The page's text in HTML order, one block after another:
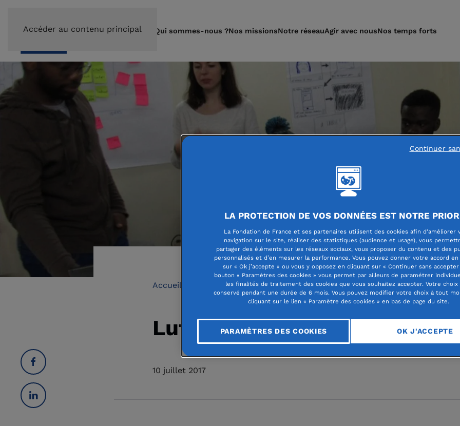
Accéder au contenu principal Qui sommes-nous ?Nos missionsNotre réseauAgir avec nousNos temps forts
Accueil Décrochage scolaire
Lutter contre les discours
10 juillet 2017
LA PROTECTION DE VOS DONNÉES EST NOTRE
La Fondation de France et ses partenaires utilisent des cookies afin d'améliorer
navigation sur le site, réaliser des statistiques (audience et usage), vous
partager des éléments sur les réseaux sociaux, vous proposer du contenu et des
personnalisés et d’en mesurer la performance. Vous pouvez donner votre accord
sur « Ok j’accepte » ou vous y opposez en cliquant sur « Continuer sans accepter
bouton « Paramètres des cookies » vous permet par ailleurs de paramétrer
les finalités de traitement des cookies que vous souhaitez accepter. Votre choix
conservé pendant une durée de 6 mois. Vous pouvez modifier votre choix à tout
cliquant sur le lien « Paramètre des cookies » en bas de page du site.
PARAMÈTRES DES COOKIES OK J'ACCEPTE
Continuer